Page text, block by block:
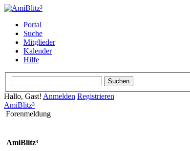
Portal
Suche
Mitglieder
Kalender
Hilfe
Hallo, Gast! Anmelden Registrieren
AmiBlitz³
Forenmeldung
AmiBlitz³